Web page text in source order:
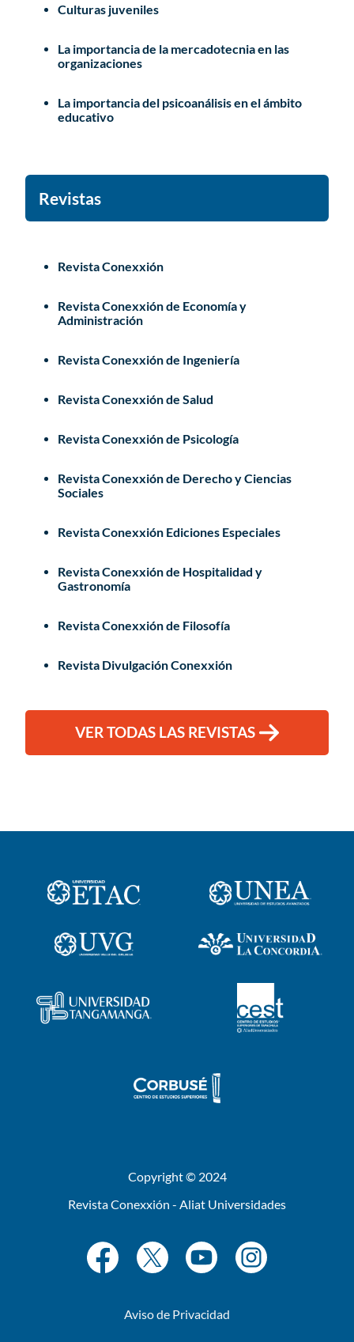
Culturas juveniles
La importancia de la mercadotecnia en las
organizaciones
La importancia del psicoanálisis en el ámbito
educativo
Revistas
Revista Conexxión
Revista Conexxión de Economía y
Administración
Revista Conexxión de Ingeniería
Revista Conexxión de Salud
Revista Conexxión de Psicología
Revista Conexxión de Derecho y Ciencias
Sociales
Revista Conexxión Ediciones Especiales
Revista Conexxión de Hospitalidad y
Gastronomía
Revista Conexxión de Filosofía
Revista Divulgación Conexxión
VER TODAS LAS REVISTAS
Copyright © 2024
Revista Conexxión - Aliat Universidades
Aviso de Privacidad